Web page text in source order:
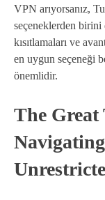
VPN arıyorsanız,
seçeneklerden
kısıtlamaları ve
en uygun seçeneği
önemlidir.
The Great